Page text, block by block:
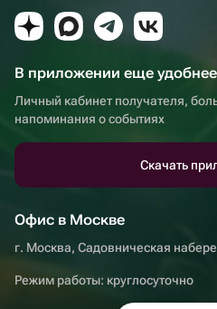
В приложении еще
Личный кабинет получателя,
напоминания о событиях
Скачать
Офис в Москве
г. Москва, Садовническая
Режим работы: круглосуточно